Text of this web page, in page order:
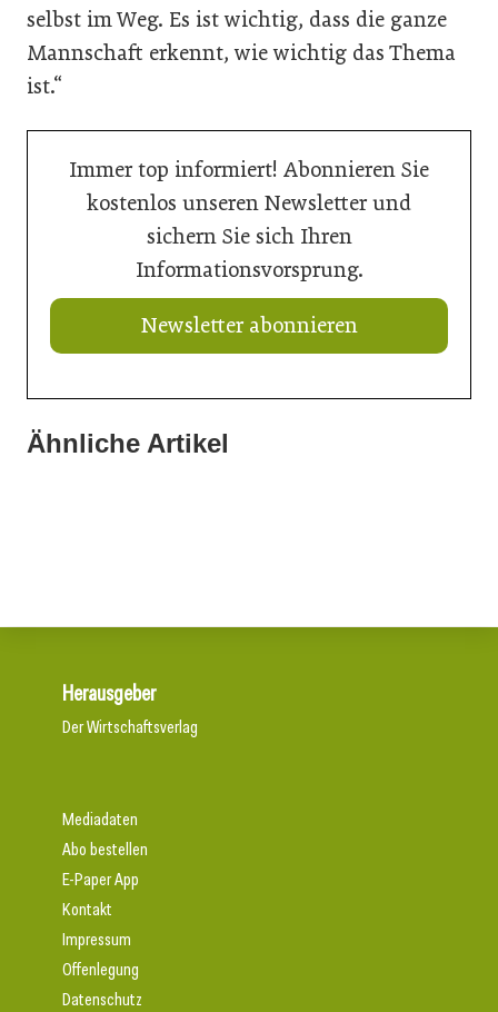
selbst im Weg. Es ist wichtig, dass die ganze
Mannschaft erkennt, wie wichtig das Thema
ist.“
Immer top informiert! Abonnieren Sie
kostenlos unseren Newsletter und
sichern Sie sich Ihren
Informationsvorsprung.
Newsletter abonnieren
Ähnliche Artikel
21. Juli 2026
Herausgeber
Der Wirtschaftsverlag
Mediadaten
Abo bestellen
E-Paper App
Kontakt
Impressum
Offenlegung
Datenschutz